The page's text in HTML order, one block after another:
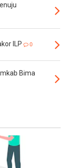
ILP 0
Bima